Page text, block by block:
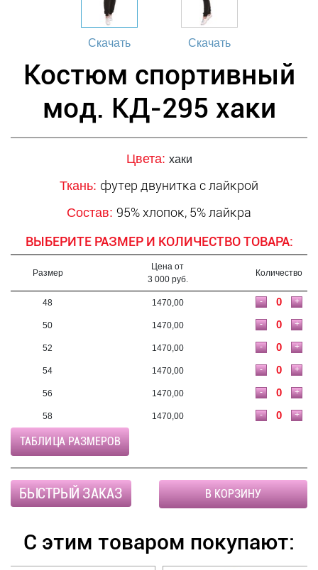
Скачать Скачать
Костюм спортивный
мод. КД-295 хаки
Цвета: хаки
Ткань: футер двунитка с лайкрой
Состав: 95% хлопок, 5% лайкра
ВЫБЕРИТЕ РАЗМЕР И КОЛИЧЕСТВО ТОВАРА:
Размер
Цена от
3 000 руб.
Количество
48 1470,00 +
-
50 1470,00 +
-
52 1470,00 +
-
54 1470,00 +
-
56 1470,00 +
-
58 1470,00 +
-
ТАБЛИЦА РАЗМЕРОВ
БЫСТРЫЙ ЗАКАЗ В КОРЗИНУ
С этим товаром покупают: